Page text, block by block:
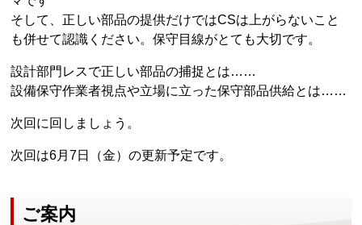
そして、正しい部品の提供だけではCSは上がらないこと
も併せて認識ください。保守目線がとても大切です。
設計部門レスで正しい部品の捕捉とは……
設備保守作業者視点や立場に立った保守部品供給とは……
次回に回しましょう。
次回は6月7日（金）の更新予定です。
ご案内